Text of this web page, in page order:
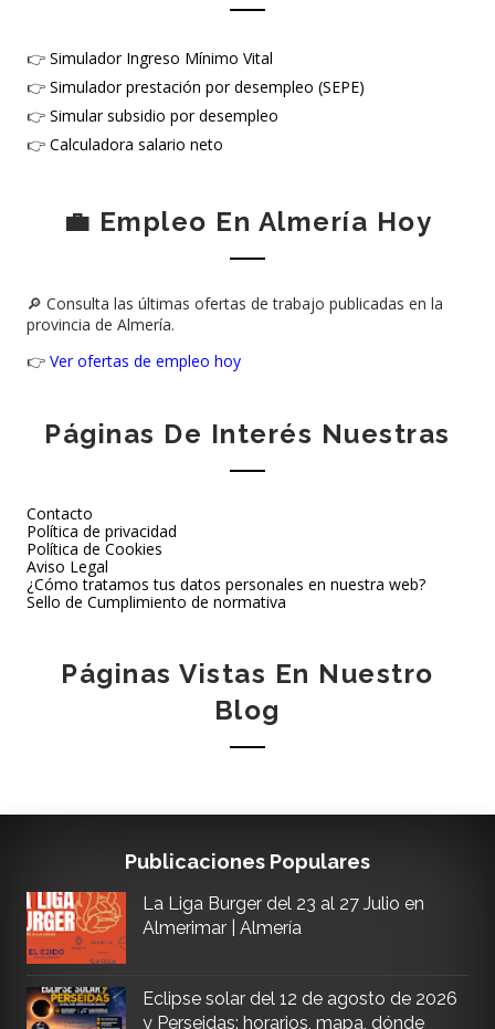
👉 Simulador Ingreso Mínimo Vital
👉 Simulador prestación por desempleo (SEPE)
👉 Simular subsidio por desempleo
👉 Calculadora salario neto
💼 Empleo En Almería Hoy
🔎 Consulta las últimas ofertas de trabajo publicadas en la
provincia de Almería.
👉 Ver ofertas de empleo hoy
Páginas De Interés Nuestras
Contacto
Política de privacidad
Política de Cookies
Aviso Legal
¿Cómo tratamos tus datos personales en nuestra web?
Sello de Cumplimiento de normativa
Páginas Vistas En Nuestro
Blog
Publicaciones Populares
La Liga Burger del 23 al 27 Julio en
Almerimar | Almería
Eclipse solar del 12 de agosto de 2026
y Perseidas: horarios, mapa, dónde